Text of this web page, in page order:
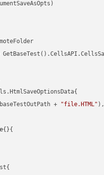
+
"file.HTML" ),
{}{